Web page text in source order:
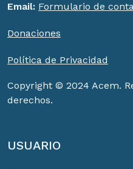
Email: Formulario de
Donaciones
Política de Privacidad
Copyright © 2024 Acem.
derechos.
USUARIO